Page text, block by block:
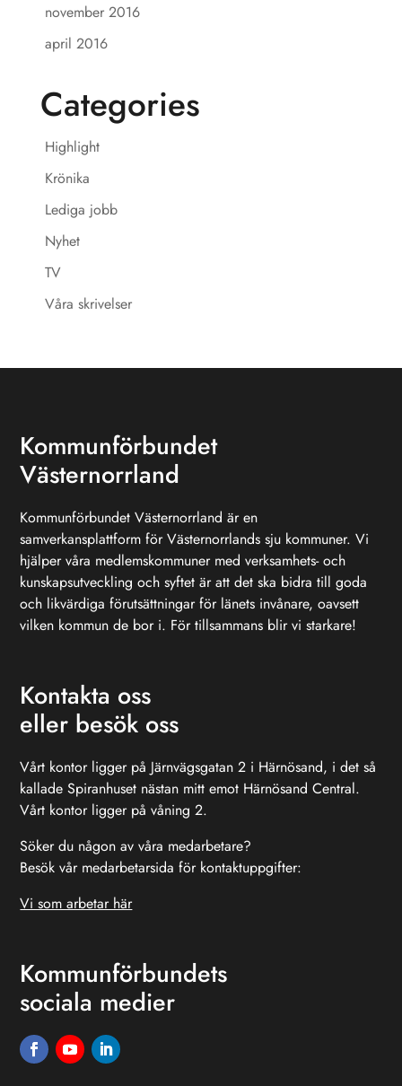
november 2016
april 2016
Categories
Highlight
Krönika
Lediga jobb
Nyhet
TV
Våra skrivelser
Kommunförbundet
Västernorrland
Kommunförbundet Västernorrland är en
samverkansplattform för Västernorrlands sju kommuner. Vi
hjälper våra medlemskommuner med verksamhets- och
kunskapsutveckling och syftet är att det ska bidra till goda
och likvärdiga förutsättningar för länets invånare, oavsett
vilken kommun de bor i. För tillsammans blir vi starkare!
Kontakta oss
eller besök oss
Vårt kontor ligger på Järnvägsgatan 2 i Härnösand, i det så
kallade Spiranhuset nästan mitt emot Härnösand Central.
Vårt kontor ligger på våning 2.
Söker du någon av våra medarbetare?
Besök vår medarbetarsida för kontaktuppgifter:
Vi som arbetar här
Kommunförbundets
sociala medier